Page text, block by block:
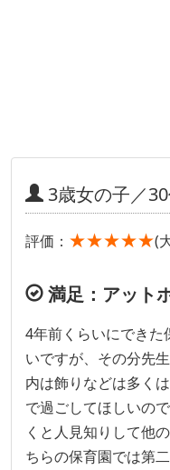
3歳女の子／
評価： ★★★★★(
満足：アット
4年前くらいにできた
いですが、その分先
内は飾りなどは多く
で過ごしてほしいの
くと人見知りして他
ちらの保育園では第